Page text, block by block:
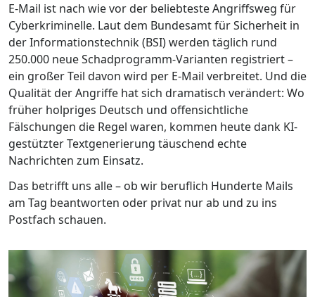
E-Mail ist nach wie vor der beliebteste Angriffsweg für
Cyberkriminelle. Laut dem Bundesamt für Sicherheit in
der Informationstechnik (BSI) werden täglich rund
250.000 neue Schadprogramm-Varianten registriert –
ein großer Teil davon wird per E-Mail verbreitet. Und die
Qualität der Angriffe hat sich dramatisch verändert: Wo
früher holpriges Deutsch und offensichtliche
Fälschungen die Regel waren, kommen heute dank KI-
gestützter Textgenerierung täuschend echte
Nachrichten zum Einsatz.
Das betrifft uns alle – ob wir beruflich Hunderte Mails
am Tag beantworten oder privat nur ab und zu ins
Postfach schauen.